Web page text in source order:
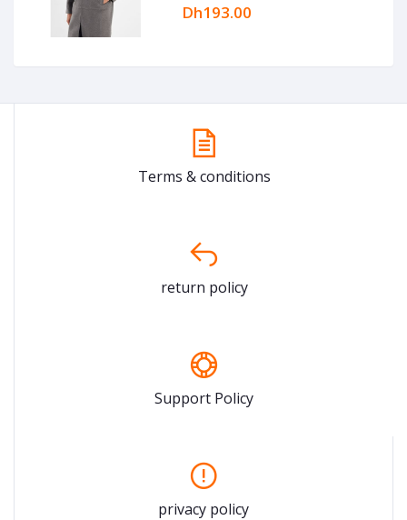
Dh193.00
Terms & conditions
return policy
Support Policy
privacy policy